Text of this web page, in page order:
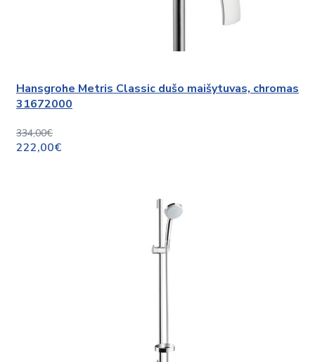
Hansgrohe Metris Classic dušo maišytuvas, chromas
31672000
334,00€
222,00€